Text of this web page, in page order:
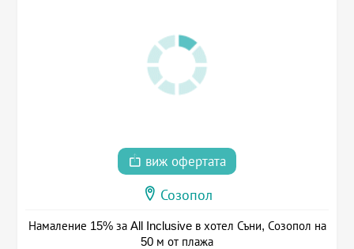
виж офертата
Созопол
Намаление 15% за All Inclusive в хотел Съни, Созопол на
50 м от плажа